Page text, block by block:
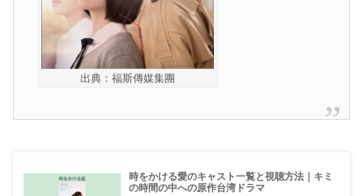
出典：福斯傳媒集團
時をかける愛のキャスト一覧と視聴方法｜キミ
の時間の中への原作台湾ドラマ